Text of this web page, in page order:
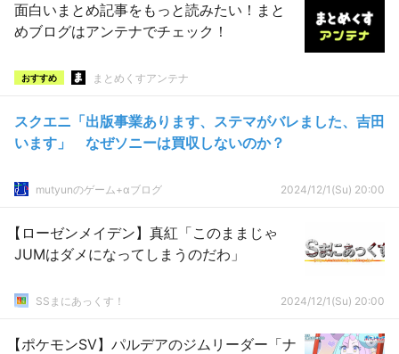
面白いまとめ記事をもっと読みたい！まと
めブログはアンテナでチェック！
おすすめ まとめくすアンテナ
スクエニ「出版事業あります、ステマがバレました、吉田
います」 なぜソニーは買収しないのか？
mutyunのゲーム+αブログ 2024/12/1(Su) 20:00
【ローゼンメイデン】真紅「このままじゃ
JUMはダメになってしまうのだわ」
SSまにあっくす！ 2024/12/1(Su) 20:00
【ポケモンSV】パルデアのジムリーダー「ナ